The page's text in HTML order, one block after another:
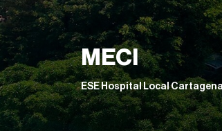
MECI
ESE Hospital Local